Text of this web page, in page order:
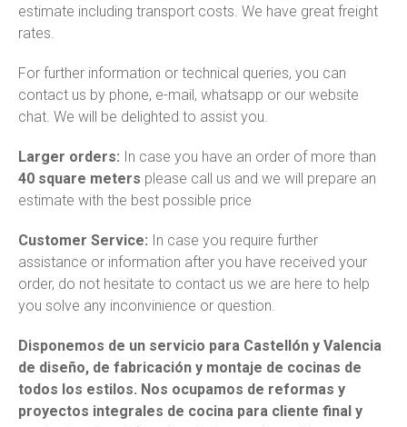
estimate including transport costs. We have great freight
rates.
For further information or technical queries, you can
contact us by phone, e-mail, whatsapp or our website
chat. We will be delighted to assist you.
Larger orders: In case you have an order of more than
40 square meters please call us and we will prepare an
estimate with the best possible price
Customer Service: In case you require further
assistance or information after you have received your
order, do not hesitate to contact us we are here to help
you solve any inconvinience or question.
Disponemos de un servicio para Castellón y Valencia
de diseño, de fabricación y montaje de cocinas de
todos los estilos. Nos ocupamos de reformas y
proyectos integrales de cocina para cliente final y